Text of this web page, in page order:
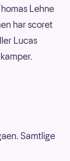
Lehne
har scoret
Lucas
Samtlige